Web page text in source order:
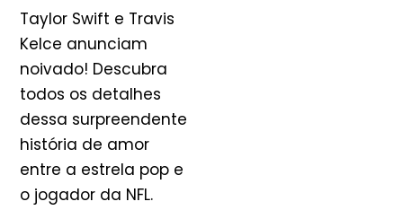
Taylor Swift e Travis
Kelce anunciam
noivado! Descubra
todos os detalhes
dessa surpreendente
história de amor
entre a estrela pop e
o jogador da NFL.